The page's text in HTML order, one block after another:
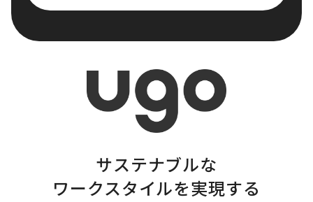
サステナブルな
ワークスタイルを実現する